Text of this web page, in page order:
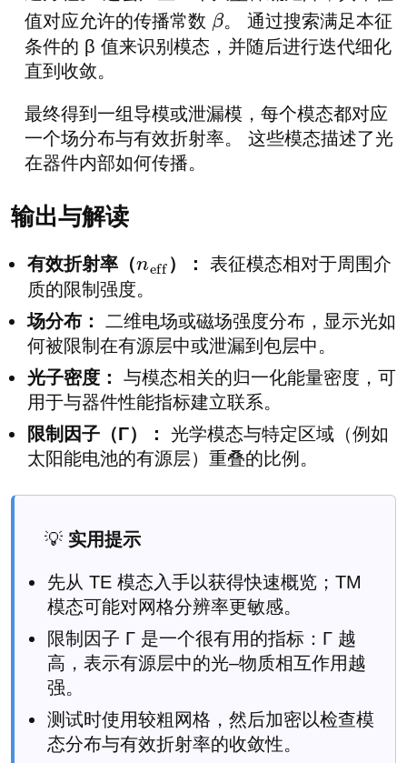
值对应允许的传播常数 β。 通过搜索满足本征
条件的 β 值来识别模态，并随后进行迭代细化
直到收敛。
最终得到一组导模或泄漏模，每个模态都对应
一个场分布与有效折射率。 这些模态描述了光
在器件内部如何传播。
输出与解读
有效折射率（nef
f
）：
表征模态相对于周围介
质的限制强度。
场分布：
二维电场或磁场强度分布，显示光如
何被限制在有源层中或泄漏到包层中。
光子密度：
与模态相关的归一化能量密度，可
用于与器件性能指标建立联系。
限制因子（Γ）：
光学模态与特定区域（例如
太阳能电池的有源层）重叠的比例。
💡 实用提示
先从 TE 模态入手以获得快速概览；TM
模态可能对网格分辨率更敏感。
限制因子 Γ 是一个很有用的指标：Γ 越
高，表示有源层中的光–物质相互作用越
强。
测试时使用较粗网格，然后加密以检查模
态分布与有效折射率的收敛性。